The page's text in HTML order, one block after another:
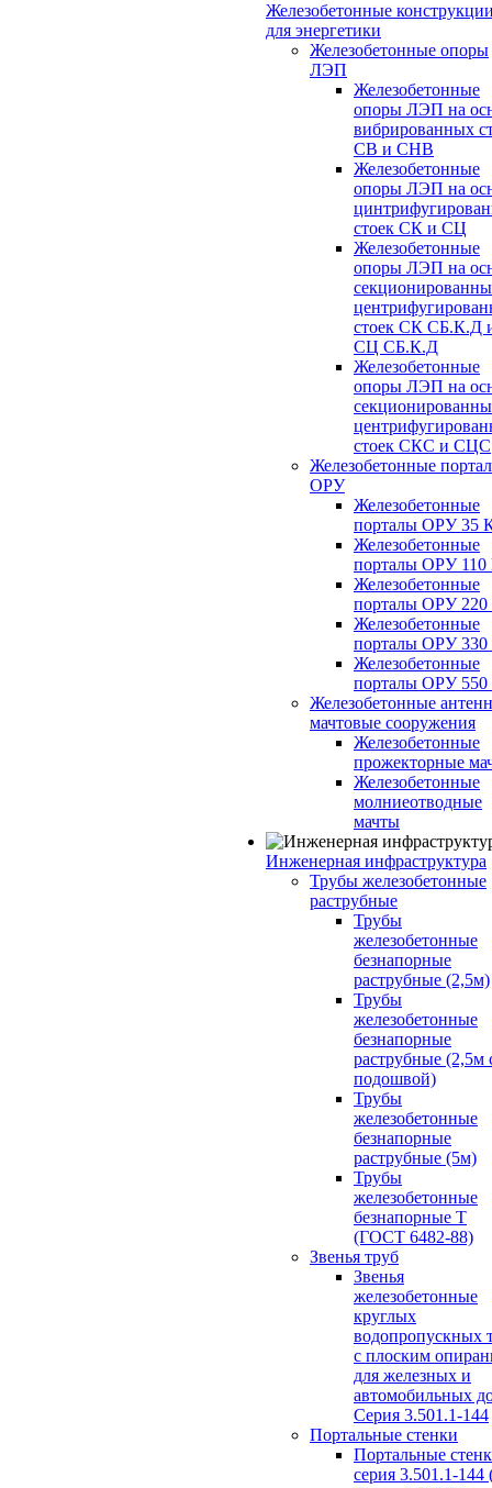
Железобетонные
для энергетики
Железобетонные опоры
ЛЭП
Железобетонные
опоры ЛЭП на
вибрированных
СВ и СНВ
Железобетонные
опоры ЛЭП на
стоек СК и СЦ
Железобетонные
опоры ЛЭП на
стоек СК СБ.К.Д
СЦ СБ.К.Д
Железобетонные
опоры ЛЭП на
стоек СКС и СЦС
Железобетонные
ОРУ
Железобетонные
порталы ОРУ 35
Железобетонные
порталы ОРУ
Железобетонные
порталы ОРУ
Железобетонные
порталы ОРУ
Железобетонные
порталы ОРУ
Железобетонные
мачтовые сооружения
Железобетонные
прожекторные
Железобетонные
молниеотводные
мачты
Инженерная инфраструктура
Трубы железобетонные
раструбные
Трубы
железобетонные
безнапорные
раструбные (2,5м)
Трубы
железобетонные
безнапорные
раструбные (2,5м
подошвой)
Трубы
железобетонные
безнапорные
раструбные (5м)
Трубы
железобетонные
безнапорные Т
(ГОСТ 6482-88)
Звенья труб
Звенья
железобетонные
круглых
водопропускных
с плоским
для железных и
автомобильных
Серия 3.501.1-144
Портальные стенки
Портальные
серия 3.501.1-144